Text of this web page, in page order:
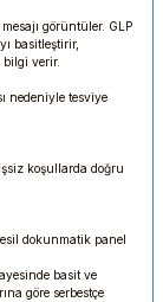
görüntüler. GLP
basitleştirir,
verir.
nedeniyle tesviye
koşullarda doğru
dokunmatik panel
basit ve
göre serbestçe